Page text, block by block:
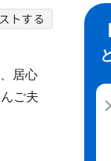
居心
ご夫